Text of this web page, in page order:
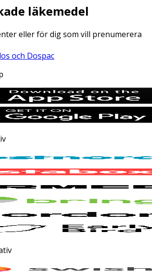
läkemedel
eller för dig som vill prenumerera
och Dospac